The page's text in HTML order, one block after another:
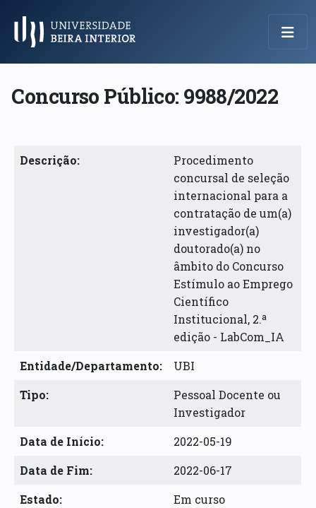
Menu Principal
Concurso Público: 9988/2022
Descrição:
Procedimento
concursal de seleção
internacional para a
contratação de um(a)
investigador(a)
doutorado(a) no
âmbito do Concurso
Estímulo ao Emprego
Científico
Institucional, 2.ª
edição - LabCom_IA
Entidade/Departamento:
UBI
Tipo:
Pessoal Docente ou
Investigador
Data de Início:
2022-05-19
Data de Fim:
2022-06-17
Estado:
Em curso